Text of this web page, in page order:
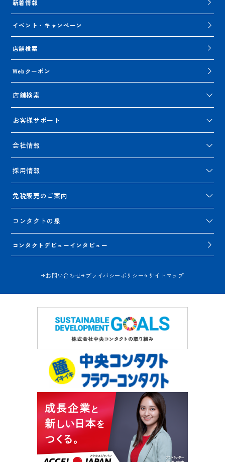
新着情報
イベント・キャンペーン
店舗検索
Webクーポン
店舗検索
お客様サポート
会社情報
採用情報
免税販売のご案内
コンタクトの泉
コンタクトデビューインタビュー
お問い合わせ プライバシーポリシー サイトマップ